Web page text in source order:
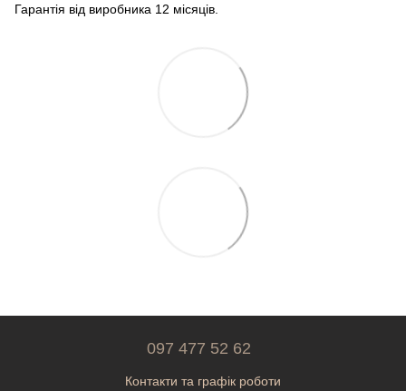
Гарантія від виробника 12 місяців.
097 477 52 62
Контакти та графік роботи